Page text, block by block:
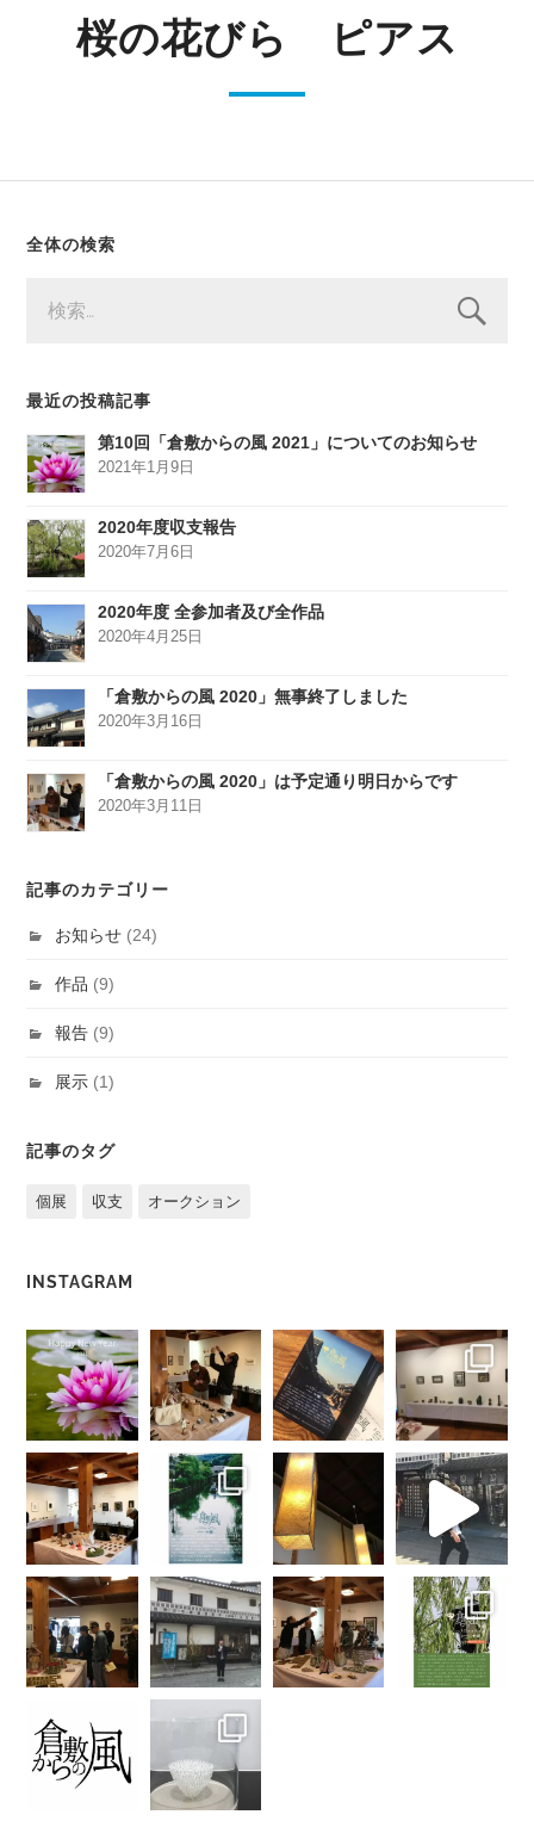
桜の花びら ピアス
全体の検索
索:
最近の投稿記事
第10回「倉敷からの風 2021」についてのお知らせ
2021年1月9日
2020年度収支報告
2020年7月6日
2020年度 全参加者及び全作品
2020年4月25日
「倉敷からの風 2020」無事終了しました
2020年3月16日
「倉敷からの風 2020」は予定通り明日からです
2020年3月11日
記事のカテゴリー
お知らせ (24)
作品 (9)
報告 (9)
展示 (1)
記事のタグ
個展 収支 オークション
INSTAGRAM